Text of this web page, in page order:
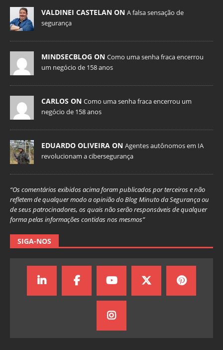
VALDINEI CASTELAN ON A falsa sensação de
segurança
MINDSECBLOG ON Como uma senha fraca encerrou
um negócio de 158 anos
CARLOS ON Como uma senha fraca encerrou um
negócio de 158 anos
EDUARDO OLIVEIRA ON Agentes autônomos em IA
revolucionam a cibersegurança
“Os comentários exibidos acima foram publicados por terceiros e não
refletem de qualquer modo a opinião do Blog Minuto da Segurança ou
de seus patrocinadores, os quais não serão responsáveis de qualquer
forma pelas informações contidas nos mesmos”
SIGA-NOS